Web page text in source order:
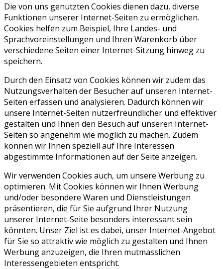
Die von uns genutzten Cookies dienen dazu, diverse
Funktionen unserer Internet-Seiten zu ermöglichen.
Cookies helfen zum Beispiel, Ihre Landes- und
Sprachvoreinstellungen und Ihren Warenkorb über
verschiedene Seiten einer Internet-Sitzung hinweg zu
speichern.
Durch den Einsatz von Cookies können wir zudem das
Nutzungsverhalten der Besucher auf unseren Internet-
Seiten erfassen und analysieren. Dadurch können wir
unsere Internet-Seiten nutzerfreundlicher und effektiver
gestalten und Ihnen den Besuch auf unseren Internet-
Seiten so angenehm wie möglich zu machen. Zudem
können wir Ihnen speziell auf Ihre Interessen
abgestimmte Informationen auf der Seite anzeigen.
Wir verwenden Cookies auch, um unsere Werbung zu
optimieren. Mit Cookies können wir Ihnen Werbung
und/oder besondere Waren und Dienstleistungen
präsentieren, die für Sie aufgrund Ihrer Nutzung
unserer Internet-Seite besonders interessant sein
könnten. Unser Ziel ist es dabei, unser Internet-Angebot
für Sie so attraktiv wie möglich zu gestalten und Ihnen
Werbung anzuzeigen, die Ihren mutmasslichen
Interessengebieten entspricht.